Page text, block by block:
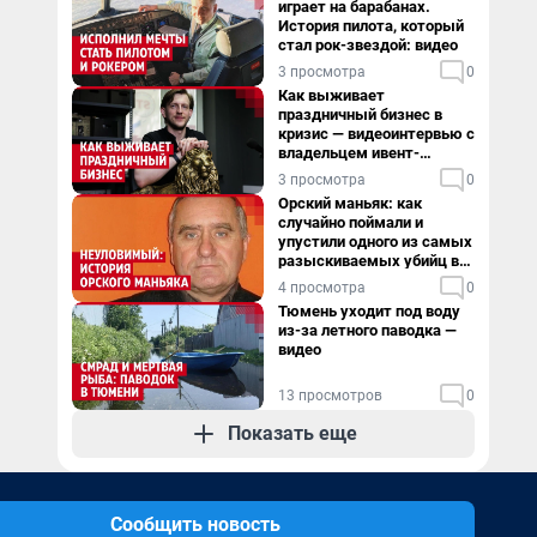
играет на барабанах.
История пилота, который
стал рок-звездой: видео
3 просмотра 0
Как выживает
праздничный бизнес в
кризис — видеоинтервью с
владельцем ивент-
агентства
3 просмотра 0
Орский маньяк: как
случайно поймали и
упустили одного из самых
разыскиваемых убийц в
России. Видео
4 просмотра 0
Тюмень уходит под воду
из-за летного паводка —
видео
13 просмотров 0
Показать еще
Сообщить новость